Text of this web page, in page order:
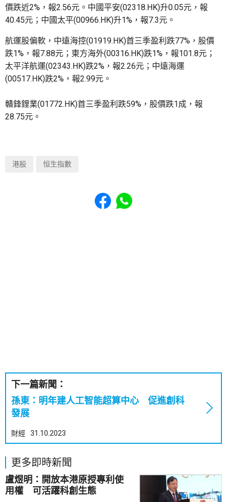
價跌近2%，報2.56元。中國平安(02318.HK)升0.05元，報
40.45元；中國太平(00966.HK)升1%，報7.3元。
航運股偏軟，中遠海控(01919.HK)首三季盈利跌77%，股價
跌1%，報7.88元；東方海外(00316.HK)跌1%，報101.8元；
太平洋航運(02343.HK)跌2%，報2.26元；中遠海運
(00517.HK)跌2%，報2.99元。
贛鋒鋰業(01772.HK)首三季盈利跌59%，股價跌1成，報
28.75元。
港股 恒生指數
Share to Facebook
Share to WhatsApp
下一篇新聞：
孫東：明年建人工智能超算中心 促進創科
發展
財經 31.10.2023
更多即時新聞
盧煜明：開放本港原授專利使
用權 可活躍科創生態